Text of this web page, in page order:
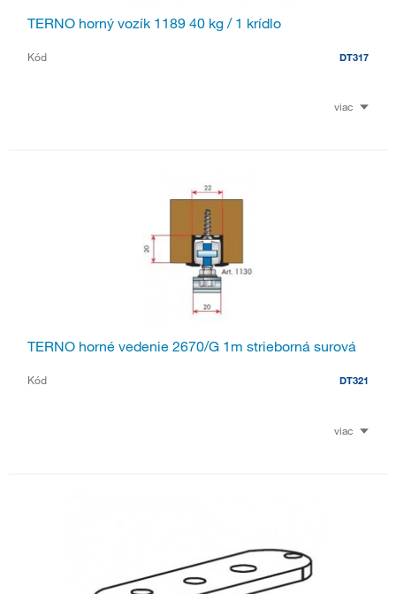
TERNO horný vozík 1189 40 kg / 1 krídlo
Kód DT317
viac
TERNO horné vedenie 2670/G 1m strieborná surová
Kód DT321
viac